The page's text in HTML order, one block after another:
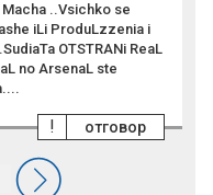
Macha ..Vsichko se
iLi ProduLzzenia i
OTSTRANi ReaL
no ArsenaL ste
отговор
!